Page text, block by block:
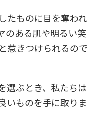
たものに目を奪われ
のある肌や明るい笑
惹きつけられるので
選ぶとき、私たちは
いものを手に取りま